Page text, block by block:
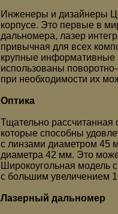
Инженеры и дизайнеры
корпусе. Это первые в
дальномера, лазер
привычная для всех
крупные информативные
использованы
при необходимости их
Оптика
Тщательно рассчитанная
которые способны
с линзами диаметром 45
диаметра 42 мм. Это
Широкоугольная модель
с большим увеличением
Лазерный дальномер